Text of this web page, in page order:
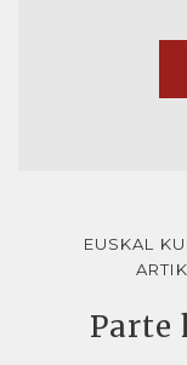
EUSKAL
Parte